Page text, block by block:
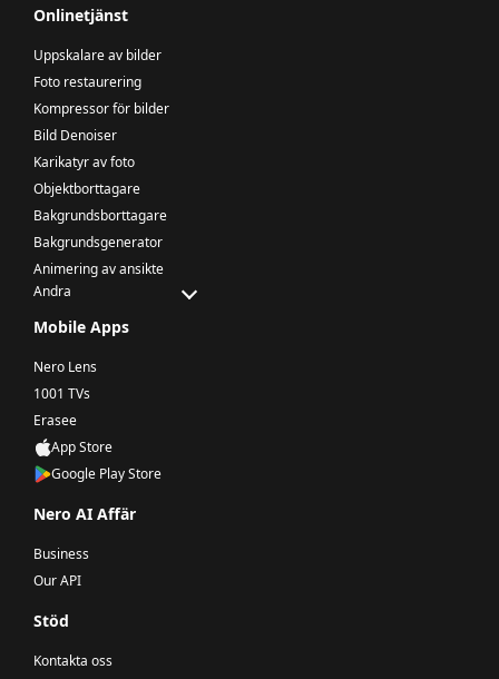
Onlinetjänst
Uppskalare av bilder
Foto restaurering
Kompressor för bilder
Bild Denoiser
Karikatyr av foto
Objektborttagare
Bakgrundsborttagare
Bakgrundsgenerator
Animering av ansikte
Andra
Mobile Apps
Nero Lens
1001 TVs
Erasee
App Store
Google Play Store
Nero AI Affär
Business
Our API
Stöd
Kontakta oss